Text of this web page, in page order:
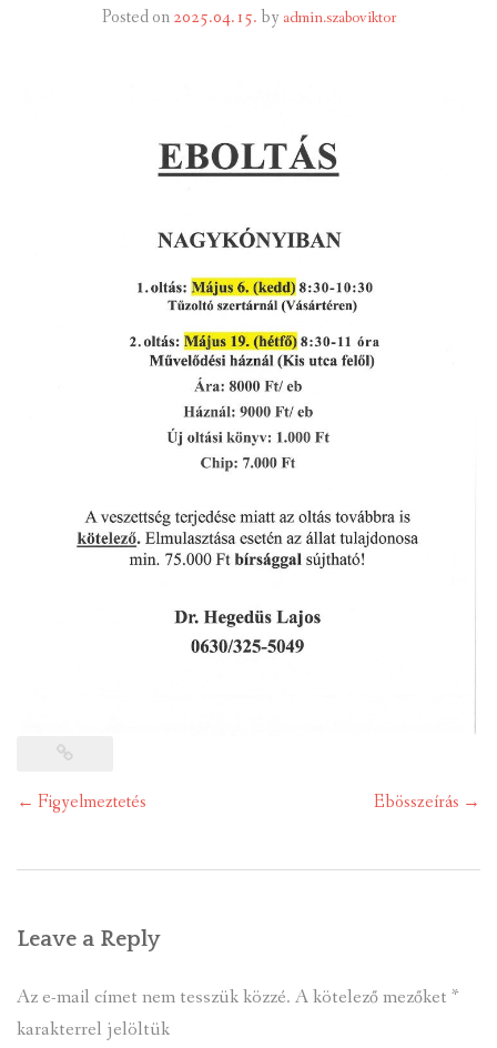
TELEPÜLÉSIKÉPVISELŐI VAGYONNYILATKOZATOK – 2026.
ROMA NEMZETISÉGI ÖNKORMÁNYZATI KÉPVISELŐK
VAGYONNYILATKOZATA – 2026. ÉV
Posted on2025.04.15.by admin.szaboviktor
Post
← Figyelmeztetés Ebösszeírás →
Leave a Reply
Az e-mail címet nem tesszük közzé. A kötelező mezőket *
karakterrel jelöltük